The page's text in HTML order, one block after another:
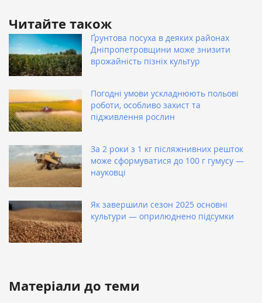
Читайте також
Ґрунтова посуха в деяких районах
Дніпропетровщини може знизити
врожайність пізніх культур
Погодні умови ускладнюють польові
роботи, особливо захист та
підживлення рослин
За 2 роки з 1 кг післяжнивних решток
може сформуватися до 100 г гумусу —
науковці
Як завершили сезон 2025 основні
культури — оприлюднено підсумки
Матеріали до теми